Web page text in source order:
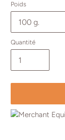
Poids
Quantité